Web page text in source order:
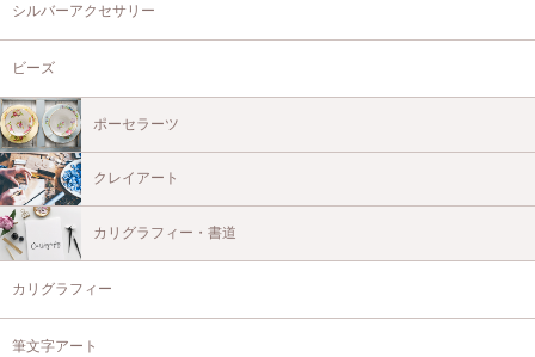
シルバーアクセサリー
ビーズ
ポーセラーツ
クレイアート
カリグラフィー・書道
カリグラフィー
筆文字アート